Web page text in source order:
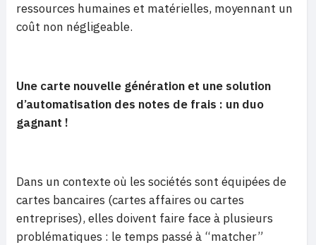
ressources humaines et matérielles, moyennant un
coût non négligeable.
Une carte nouvelle génération et une solution
d’automatisation des notes de frais : un duo
gagnant !
Dans un contexte où les sociétés sont équipées de
cartes bancaires (cartes affaires ou cartes
entreprises), elles doivent faire face à plusieurs
problématiques : le temps passé à “matcher”